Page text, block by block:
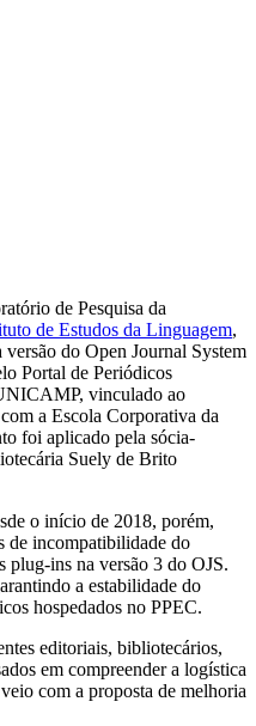
de Pesquisa da
de Estudos da Linguagem,
do Open Journal System
Portal de Periódicos
vinculado ao
a Escola Corporativa da
foi aplicado pela sócia-
Suely de Brito
o início de 2018, porém,
de incompatibilidade do
plug-ins na versão 3 do OJS.
a estabilidade do
hospedados no PPEC.
editoriais, bibliotecários,
em compreender a logística
com a proposta de melhoria